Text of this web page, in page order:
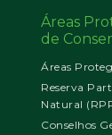
Áreas
de
Áreas
Reserva
Natural
Conselhos